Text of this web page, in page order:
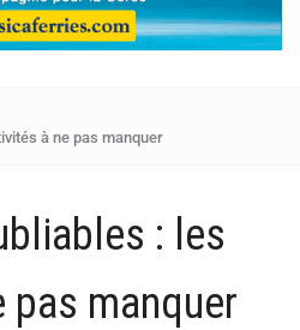
à ne pas manquer
: les
pas manquer